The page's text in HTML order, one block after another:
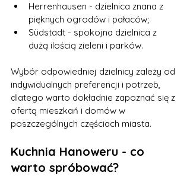
Herrenhausen - dzielnica znana z
pięknych ogrodów i pałaców;
Südstadt - spokojna dzielnica z
dużą ilością zieleni i parków.
Wybór odpowiedniej dzielnicy zależy od
indywidualnych preferencji i potrzeb,
dlatego warto dokładnie zapoznać się z
ofertą mieszkań i domów w
poszczególnych częściach miasta.
Kuchnia Hanoweru - co
warto spróbować?